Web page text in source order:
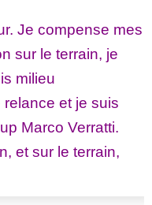
Je compense mes
sur le terrain, je
milieu
relance et je suis
Marco Verratti.
et sur le terrain,